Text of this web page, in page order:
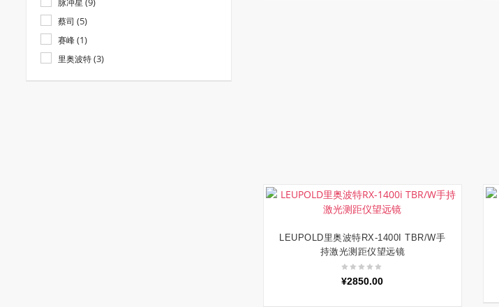
蔡司 (5)
赛峰(1)
里奥波特(3)
加入购物车
LEUPOLD里奥波特RX-1400I TBR/W手
持激光测距仪望远镜
¥2850.00